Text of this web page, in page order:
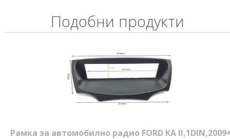
Подобни продукти
Рамка за автомобилно радио FORD KA